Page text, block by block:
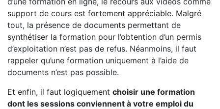
support de cours est fortement appréciable. Malgré
tout, la présence de documents permettant de
synthétiser la formation pour l’obtention d’un permis
d’exploitation n’est pas de refus. Néanmoins, il faut
rappeler qu’une formation uniquement à l’aide de
documents n’est pas possible.
Et enfin, il faut logiquement choisir une formation
dont les sessions conviennent à votre emploi du